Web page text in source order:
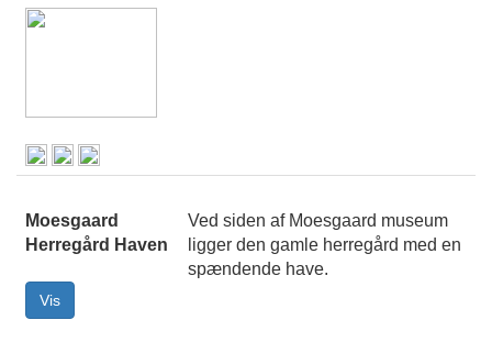
Moesgaard
Herregård Haven
Ved siden af Moesgaard museum
ligger den gamle herregård med en
spændende have.